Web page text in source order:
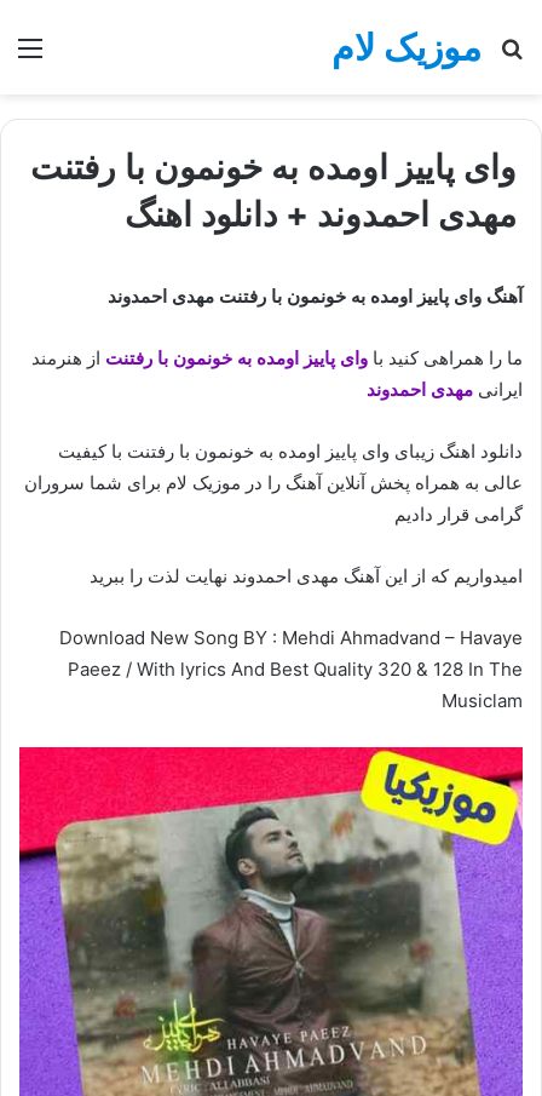
موزیک لام
جستجو
وای پاییز اومده به خونمون با رفتنت
مهدی احمدوند + دانلود اهنگ
آهنگ وای پاییز اومده به خونمون با رفتنت مهدی احمدوند
ما را همراهی کنید با وای پاییز اومده به خونمون با رفتنت از هنرمند
ایرانی مهدی احمدوند
دانلود اهنگ زیبای وای پاییز اومده به خونمون با رفتنت با کیفیت
عالی به همراه پخش آنلاین آهنگ را در موزیک لام برای شما سروران
گرامی قرار دادیم
امیدواریم که از این آهنگ مهدی احمدوند نهایت لذت را ببرید
Download New Song BY : Mehdi Ahmadvand – Havaye
Paeez / With lyrics And Best Quality 320 & 128 In The
Musiclam